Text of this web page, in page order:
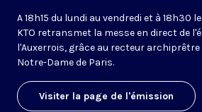
A 18h15 du lundi au vendredi et à 18h30
KTO retransmet la messe en direct de
l'Auxerrois, grâce au recteur
Notre-Dame de Paris.
Visiter la page de l'émission